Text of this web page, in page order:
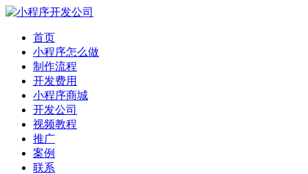
首页
小程序怎么做
制作流程
开发费用
小程序商城
开发公司
视频教程
推广
案例
联系